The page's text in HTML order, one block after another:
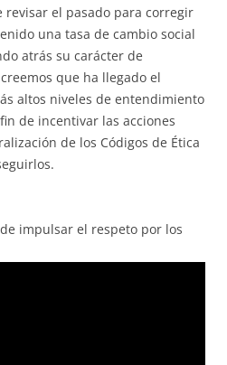
revisar el pasado para corregir
una tasa de cambio social
atrás su carácter de
que ha llegado el
altos niveles de entendimiento
de incentivar las acciones
de los Códigos de Ética
impulsar el respeto por los